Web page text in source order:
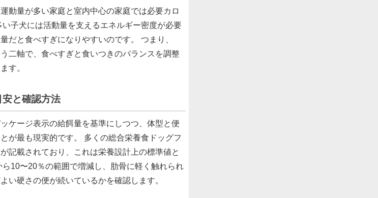
動量が多い家庭と室内中心の家庭では必要カロ
子犬には活動量を支えるエネルギー密度が必要
だと食べすぎになりやすいのです。 つまり、
二軸で、食べすぎと食いつきのバランスを調整
す。
と確認方法
ケージ表示の給餌量を基準にしつつ、体型と便
が最も現実的です。 多くの総合栄養食ドッグフ
記載されており、これは栄養設計上の標準値と
10〜20％の範囲で増減し、肋骨に軽く触れられ
い硬さの便が続いているかを確認します。